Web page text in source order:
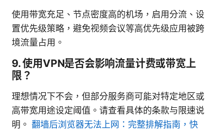
使用带宽充足、节点密度高的机场，启用分流、设
置优先级策略，避免视频会议等高优先级应用被跨
境流量占用。
9. 使用VPN是否会影响流量计费或带宽上
限？
理想情况下不会，但部分服务商可能对特定地区或
高带宽用途设定阈值。请查看具体的条款与限速说
明。 翻墙后浏览器无法上网：完整排解指南，快